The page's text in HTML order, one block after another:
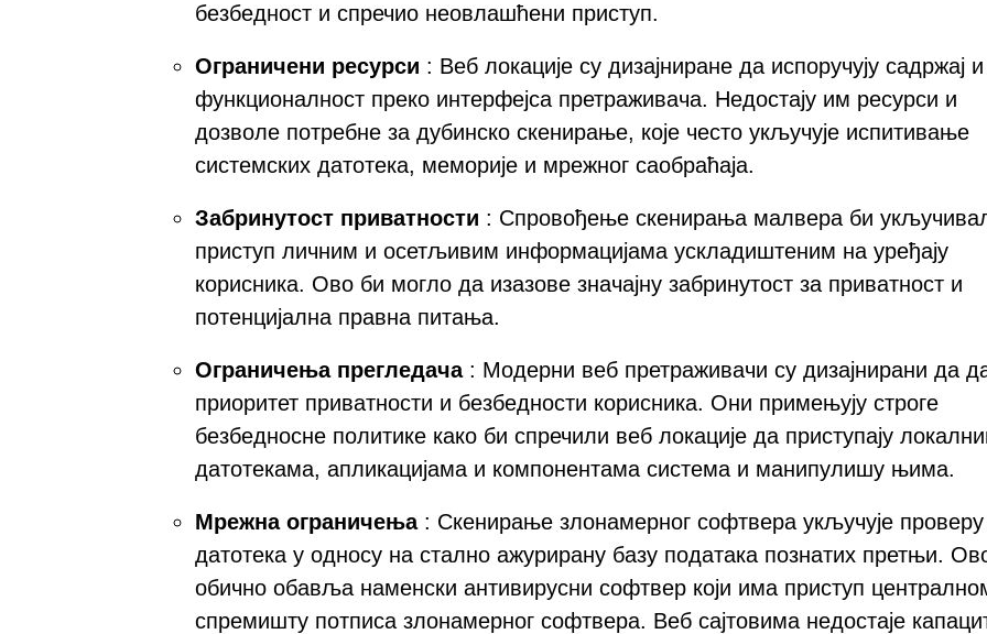
безбедност и спречио неовлашћени приступ.
Ограничени ресурси : Веб локације су дизајниране да испоручују садржај и
функционалност преко интерфејса претраживача. Недостају им ресурси и
дозволе потребне за дубинско скенирање, које често укључује испитивање
системских датотека, меморије и мрежног саобраћаја.
Забринутост приватности : Спровођење скенирања малвера би
приступ личним и осетљивим информацијама ускладиштеним на уређају
корисника. Ово би могло да изазове значајну забринутост за приватност и
потенцијална правна питања.
Ограничења прегледача: Модерни веб претраживачи су дизајнирани да
приоритет приватности и безбедности корисника. Они примењују строге
безбедносне политике како би спречили веб локације да приступају
датотекама, апликацијама и компонентама система и манипулишу њима.
Мрежна ограничења: Скенирање злонамерног софтвера укључује проверу
датотека у односу на стално ажурирану базу података познатих претњи.
обично обавља наменски антивирусни софтвер који има приступ
спремишту потписа злонамерног софтвера. Веб сајтовима недостаје